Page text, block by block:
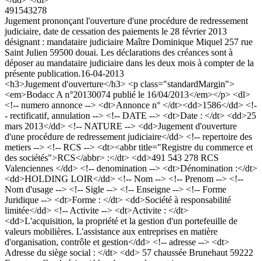
491543278
Jugement prononçant l'ouverture d'une procédure de redressement
judiciaire, date de cessation des paiements le 28 février 2013
désignant : mandataire judiciaire Maître Dominique Miquel 257 rue
Saint Julien 59500 douai. Les déclarations des créances sont à
déposer au mandataire judiciaire dans les deux mois à compter de la
présente publication.16-04-2013
<h3>Jugement d'ouverture</h3> <p class="standardMargin">
<em>Bodacc A n°20130074 publié le 16/04/2013</em></p> <dl>
<!-- numero annonce --> <dt>Annonce n° </dt><dd>1586</dd> <!-
- rectificatif, annulation --> <!-- DATE --> <dt>Date : </dt> <dd>25
mars 2013</dd> <!-- NATURE --> <dd>Jugement d'ouverture
d'une procédure de redressement judiciaire</dd> <!-- repertoire des
metiers --> <!-- RCS --> <dt><abbr title="Registre du commerce et
des sociétés">RCS</abbr> :</dt> <dd>491 543 278 RCS
Valenciennes </dd> <!-- denomination --> <dt>Dénomination :</dt>
<dd>HOLDING LOIR</dd> <!-- Nom --> <!-- Prenom --> <!--
Nom d'usage --> <!-- Sigle --> <!-- Enseigne --> <!-- Forme
Juridique --> <dt>Forme : </dt> <dd>Société à responsabilité
limitée</dd> <!-- Activite --> <dt>Activite : </dt>
<dd>L'acquisition, la propriété et la gestion d'un portefeuille de
valeurs mobilières. L'assistance aux entreprises en matière
d'organisation, contrôle et gestion</dd> <!-- adresse --> <dt>
Adresse du siège social : </dt> <dd> 57 chaussée Brunehaut 59222